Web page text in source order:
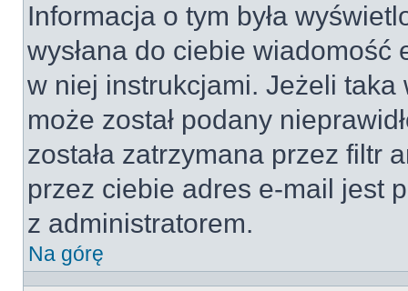
Informacja o tym była
wysłana do ciebie
w niej instrukcjami. Jeżeli taka
może został podany
została zatrzymana przez filtr
przez ciebie adres e-mail jest
z administratorem.
Na górę